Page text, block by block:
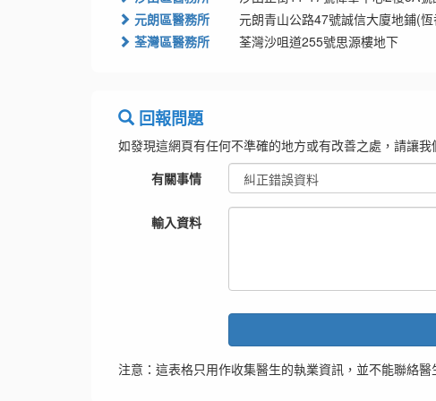
元朗區醫務所
元朗青山公路47號誠信大廈地鋪(
荃灣區醫務所
荃灣沙咀道255號思源樓地下
回報問題
如發現這網頁有任何不準確的地方或有改善之處，請讓我
有關事情
輸入資料
注意：這表格只用作收集醫生的執業資訊，並不能聯絡